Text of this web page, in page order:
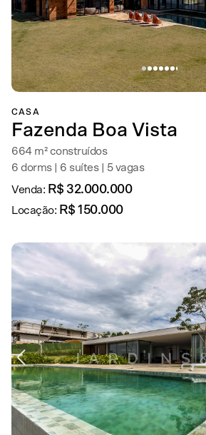
CASA
Fazenda Boa Vista
664 m² construídos
6 dorms | 6 suítes | 5 vagas
Venda: R$ 32.000.000
Locação: R$ 150.000